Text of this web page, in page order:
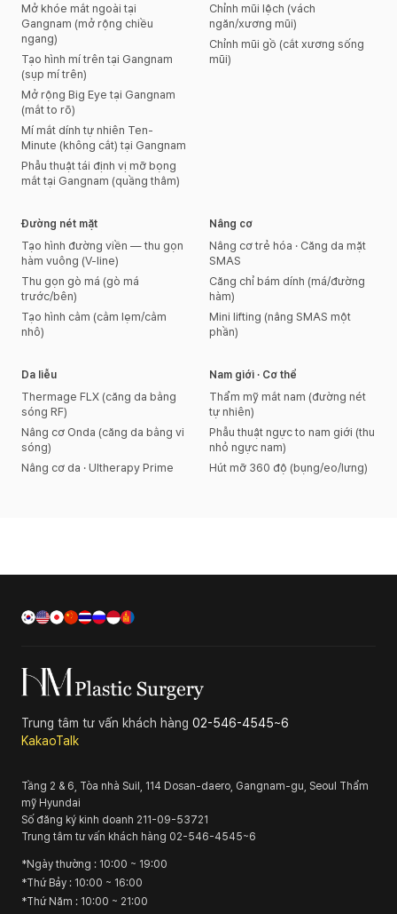
Mở khóe mắt ngoài tại
Gangnam (mở rộng chiều
ngang)
Tạo hình mí trên tại Gangnam
(sụp mí trên)
Mở rộng Big Eye tại Gangnam
(mắt to rõ)
Mí mắt dính tự nhiên Ten-
Minute (không cắt) tại Gangnam
Phẫu thuật tái định vị mỡ bọng
mắt tại Gangnam (quầng thâm)
Chỉnh mũi lệch (vách
ngăn/xương mũi)
Chỉnh mũi gồ (cắt xương sống
mũi)
Đường nét mặt
Tạo hình đường viền — thu gọn
hàm vuông (V-line)
Thu gọn gò má (gò má
trước/bên)
Tạo hình cằm (cằm lẹm/cằm
nhô)
Nâng cơ
Nâng cơ trẻ hóa · Căng da mặt
SMAS
Căng chỉ bám dính (má/đường
hàm)
Mini lifting (nâng SMAS một
phần)
Da liễu
Thermage FLX (căng da bằng
sóng RF)
Nâng cơ Onda (căng da bằng vi
sóng)
Nâng cơ da · Ultherapy Prime
Nam giới · Cơ thể
Thẩm mỹ mắt nam (đường nét
tự nhiên)
Phẫu thuật ngực to nam giới (thu
nhỏ ngực nam)
Hút mỡ 360 độ (bụng/eo/lưng)
Trung tâm tư vấn khách hàng 02-546-4545~6
KakaoTalk
Tầng 2 & 6, Tòa nhà Suil, 114 Dosan-daero, Gangnam-gu, Seoul Thẩm
mỹ Hyundai
Số đăng ký kinh doanh 211-09-53721
Trung tâm tư vấn khách hàng 02-546-4545~6
*Ngày thường : 10:00 ~ 19:00
*Thứ Bảy : 10:00 ~ 16:00
*Thứ Năm : 10:00 ~ 21:00